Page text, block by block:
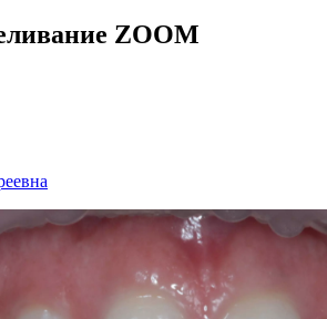
ZOOM